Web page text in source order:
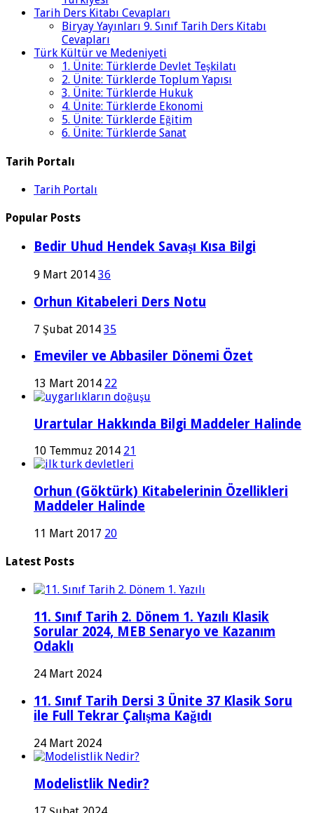
Tarih Ders Kitabı Cevapları
Biryay Yayınları 9. Sınıf Tarih Ders Kitabı
Cevapları
Türk Kültür ve Medeniyeti
1. Ünite: Türklerde Devlet Teşkilatı
2. Ünite: Türklerde Toplum Yapısı
3. Ünite: Türklerde Hukuk
4. Ünite: Türklerde Ekonomi
5. Ünite: Türklerde Eğitim
6. Ünite: Türklerde Sanat
Tarih Portalı
Tarih Portalı
Popular Posts
Bedir Uhud Hendek Savaşı Kısa Bilgi
9 Mart 2014 36
Orhun Kitabeleri Ders Notu
7 Şubat 2014 35
Emeviler ve Abbasiler Dönemi Özet
13 Mart 2014 22
Urartular Hakkında Bilgi Maddeler Halinde
10 Temmuz 2014 21
Orhun (Göktürk) Kitabelerinin Özellikleri
Maddeler Halinde
11 Mart 2017 20
Latest Posts
11. Sınıf Tarih 2. Dönem 1. Yazılı Klasik
Sorular 2024, MEB Senaryo ve Kazanım
Odaklı
24 Mart 2024
11. Sınıf Tarih Dersi 3 Ünite 37 Klasik Soru
ile Full Tekrar Çalışma Kağıdı
24 Mart 2024
Modelistlik Nedir?